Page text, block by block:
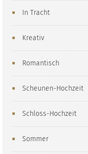
In Tracht
Kreativ
Romantisch
Scheunen-Hochzeit
Schloss-Hochzeit
Sommer